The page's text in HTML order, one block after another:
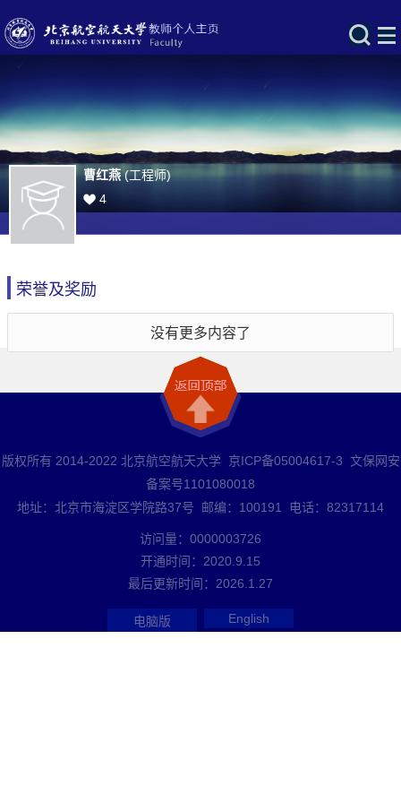
曹红燕(工程师)
4
荣誉及奖励
没有更多内容了
版权所有 2014-2022 北京航空航天大学 京ICP备05004617-3 文保网安
备案号1101080018
地址：北京市海淀区学院路37号 邮编：100191 电话：82317114
访问量： 0000003726
开通时间： 2020 9 15
最后更新时间： 2026 1 27
电脑版 English